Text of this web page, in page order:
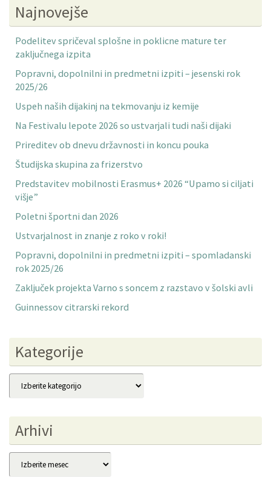
Najnovejše
Podelitev spričeval splošne in poklicne mature ter
zaključnega izpita
Popravni, dopolnilni in predmetni izpiti – jesenski rok
2025/26
Uspeh naših dijakinj na tekmovanju iz kemije
Na Festivalu lepote 2026 so ustvarjali tudi naši dijaki
Prireditev ob dnevu državnosti in koncu pouka
Študijska skupina za frizerstvo
Predstavitev mobilnosti Erasmus+ 2026 “Upamo si ciljati
višje”
Poletni športni dan 2026
Ustvarjalnost in znanje z roko v roki!
Popravni, dopolnilni in predmetni izpiti – spomladanski
rok 2025/26
Zaključek projekta Varno s soncem z razstavo v šolski avli
Guinnessov citrarski rekord
Kategorije
Kategorije
Arhivi
Arhivi